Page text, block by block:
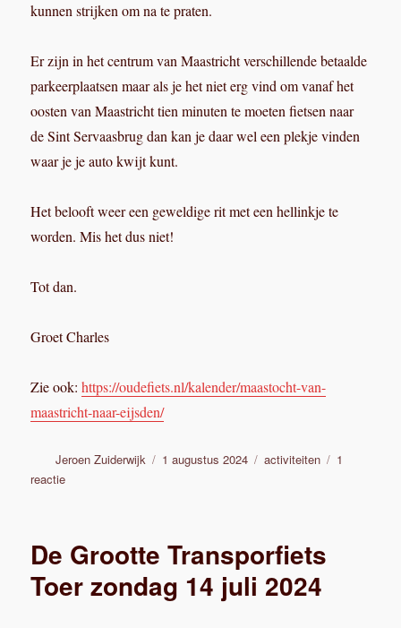
kunnen strijken om na te praten.
Er zijn in het centrum van Maastricht verschillende betaalde
parkeerplaatsen maar als je het niet erg vind om vanaf het
oosten van Maastricht tien minuten te moeten fietsen naar
de Sint Servaasbrug dan kan je daar wel een plekje vinden
waar je je auto kwijt kunt.
Het belooft weer een geweldige rit met een hellinkje te
worden. Mis het dus niet!
Tot dan.
Groet Charles
Zie ook:https://oudefiets.nl/kalender/maastocht-van-
maastricht-naar-eijsden/
Auteur
Jeroen Zuiderwijk
Geplaatst
1 augustus 2024 Categorieën
activiteiten
1
reactieop
naar
3
De Grootte Transporfiets
Toer zondag 14 juli 2024